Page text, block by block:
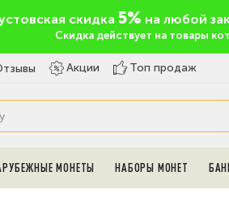
скидка 5% на любой
Скидка действует на товары
Акции Топ продаж
МОНЕТЫ НАБОРЫ МОНЕТ